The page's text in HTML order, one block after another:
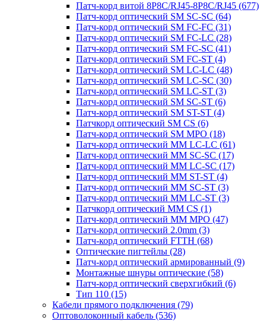
Патч-корд витой 8P8C/RJ45-8P8C/RJ45 (677)
Патч-корд оптический SM SC-SC (64)
Патч-корд оптический SM FC-FC (31)
Патч-корд оптический SM FC-LC (28)
Патч-корд оптический SM FC-SC (41)
Патч-корд оптический SM FC-ST (4)
Патч-корд оптический SM LC-LC (48)
Патч-корд оптический SM LC-SC (30)
Патч-корд оптический SM LC-ST (3)
Патч-корд оптический SM SC-ST (6)
Патч-корд оптический SM ST-ST (4)
Патчкорд оптический SM CS (6)
Патч-корд оптический SM MPO (18)
Патч-корд оптический MM LC-LC (61)
Патч-корд оптический MM SC-SC (17)
Патч-корд оптический MM LC-SC (17)
Патч-корд оптический MM ST-ST (4)
Патч-корд оптический MM SC-ST (3)
Патч-корд оптический MM LC-ST (3)
Патчкорд оптический MM CS (1)
Патч-корд оптический MM MPO (47)
Патч-корд оптический 2.0mm (3)
Патч-корд оптический FTTH (68)
Оптические пигтейлы (28)
Патч-корд оптический армированный (9)
Монтажные шнуры оптические (58)
Патч-корд оптический сверхгибкий (6)
Тип 110 (15)
Кабели прямого подключения (79)
Оптоволоконный кабель (536)